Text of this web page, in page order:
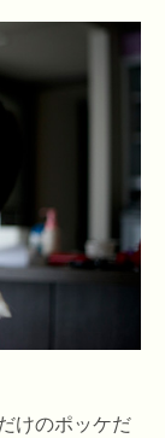
けのポッケだ